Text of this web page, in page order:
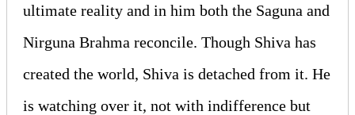
ultimate reality and in him both the Saguna and
Nirguna Brahma reconcile. Though Shiva has
created the world, Shiva is detached from it. He
is watching over it, not with indifference but